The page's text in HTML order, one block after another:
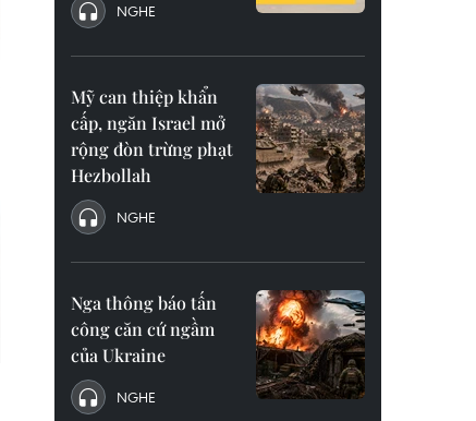
NGHE
Mỹ can thiệp khẩn
cấp, ngăn Israel mở
rộng đòn trừng phạt
Hezbollah
NGHE
Nga thông báo tấn
công căn cứ ngầm
của Ukraine
NGHE